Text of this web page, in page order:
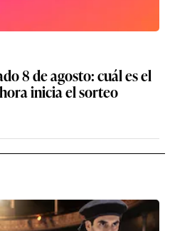
8 de agosto: cuál es el
inicia el sorteo